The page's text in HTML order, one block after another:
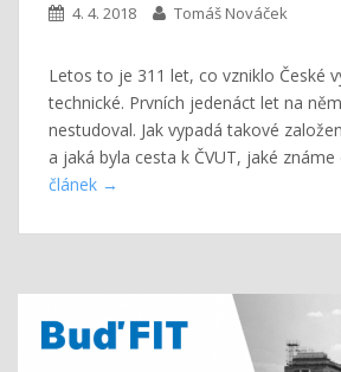
4. 4. 2018 Tomáš Nováček
Letos to je 311 let, co vzniklo České
technické. Prvních jedenáct let na
nestudoval. Jak vypadá takové
a jaká byla cesta k ČVUT, jaké známe
článek